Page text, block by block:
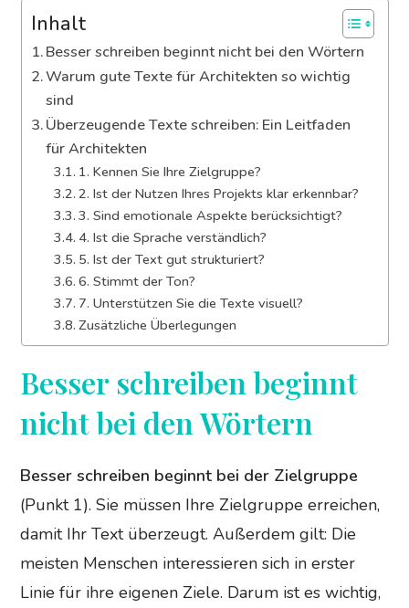
Inhalt
Besser schreiben beginnt nicht bei den Wörtern
Warum gute Texte für Architekten so wichtig
sind
Überzeugende Texte schreiben: Ein Leitfaden
für Architekten
1. Kennen Sie Ihre Zielgruppe?
2. Ist der Nutzen Ihres Projekts klar erkennbar?
3. Sind emotionale Aspekte berücksichtigt?
4. Ist die Sprache verständlich?
5. Ist der Text gut strukturiert?
6. Stimmt der Ton?
7. Unterstützen Sie die Texte visuell?
Zusätzliche Überlegungen
Besser schreiben beginnt
nicht bei den Wörtern
Besser schreiben beginnt bei der Zielgruppe
(Punkt 1). Sie müssen Ihre Zielgruppe erreichen,
damit Ihr Text überzeugt. Außerdem gilt: Die
meisten Menschen interessieren sich in erster
Linie für ihre eigenen Ziele. Darum ist es wichtig,